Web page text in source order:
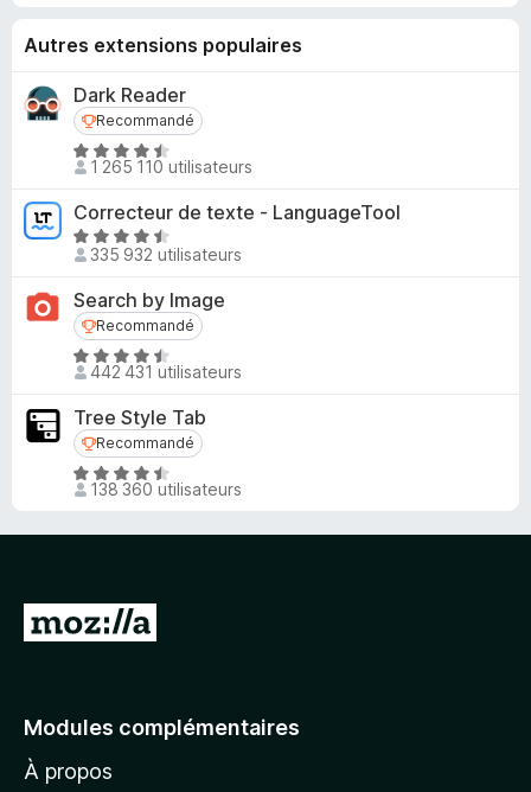
Autres extensions populaires
Dark Reader
Recommandé
Recommandé
N
o
t
é
4
5
s
u
r
1 265 110 utilisateurs
Correcteur de texte - LanguageTool
N
o
t
é
4
,
s
u
5
335 932 utilisateurs
Search by Image
Recommandé
Recommandé
N
o
t
é
4
,
s
5
442 431 utilisateurs
Tree Style Tab
Recommandé
Recommandé
N
o
,
5
5
138 360 utilisateurs
A
e
à
Modules complémentaires
À propos